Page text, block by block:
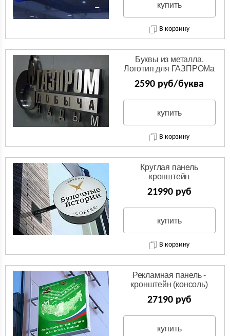
купить
В корзину
Буквы из металла.
Логотип для ГАЗПРОМа
из нержавейки.
2590 руб/буква
купить
В корзину
Круглая панель
кронштейн
(Двухсторонняя вывеска)
21990 руб
купить
В корзину
Рекламная панель -
кронштейн (консоль)
27190 руб
купить